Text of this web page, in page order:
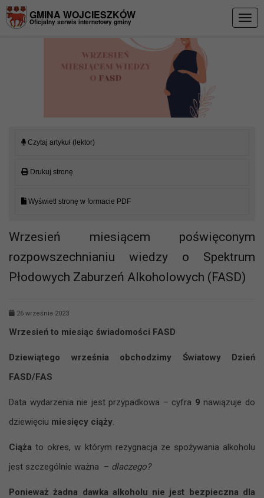
GMINA WOJCIESZKÓW
Oficjalny serwis internetowy gminy
Czytaj artykuł (lektor)
Drukuj stronę
Wyświetl stronę w formacie PDF
Wrzesień miesiącem poświęconym
rozpowszechnianiu wiedzy o Spektrum
Płodowych Zaburzeń Alkoholowych (FASD)
26 września 2023
Wrzesień to miesiąc świadomości FASD
Dziewiątego września obchodzimy Światowy Dzień
FASD/FAS
Data wydarzenia nie jest przypadkowa – cyfra 9 nawiązuje do
dziewięciu miesięcy ciąży.
Ciążato okres, w którym rezygnacja ze spożywania alkoholu
jest szczególnie ważna – dlaczego?
Ponieważ żadna dawka alkoholu nie jest bezpieczna dla